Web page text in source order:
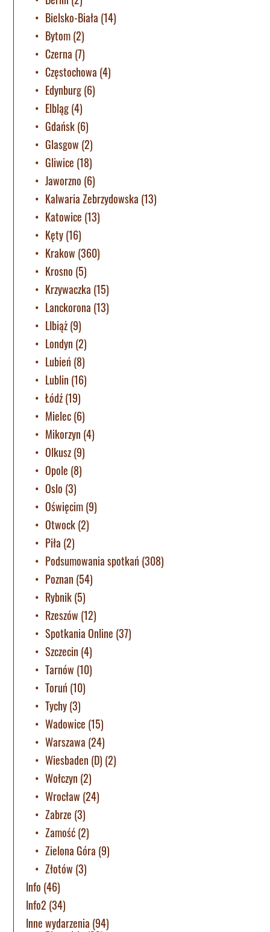
Bielsko-Biała (14)
Bytom(2)
Czerna (7)
Częstochowa (4)
Edynburg(6)
Elbląg(4)
Gdańsk(6)
Glasgow (2)
Gliwice (18)
Jaworzno (6)
Kalwaria Zebrzydowska (13)
Katowice (13)
Kęty(16)
Krakow (360)
Krosno (5)
Krzywaczka (15)
Lanckorona (13)
LIbiąż(9)
Londyn (2)
Lubień (8)
Lublin (16)
Łódź(19)
Mielec(6)
Mikorzyn (4)
Olkusz(9)
Opole (8)
Oslo (3)
Oświęcim(9)
Otwock(2)
Piła (2)
Podsumowania spotkań (308)
Poznan (54)
Rybnik(5)
Rzeszów (12)
Spotkania Online (37)
Szczecin (4)
Tarnów (10)
Toruń (10)
Tychy(3)
Wadowice (15)
Warszawa (24)
Wiesbaden (D) (2)
Wołczyn (2)
Wrocław (24)
Zabrze (3)
Zamość(2)
Zielona Góra (9)
Złotów (3)
Info (46)
Info2 (34)
Inne wydarzenia (94)